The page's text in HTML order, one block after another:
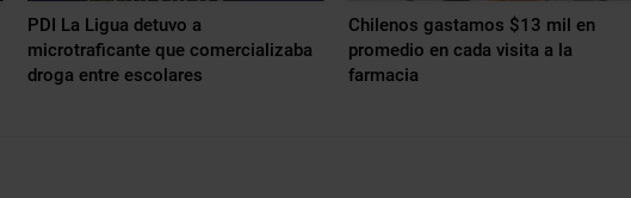
PDI La Ligua detuvo a
microtraficante que comercializaba
droga entre escolares
Chilenos gastamos $13 mil en
promedio en cada visita a la
farmacia